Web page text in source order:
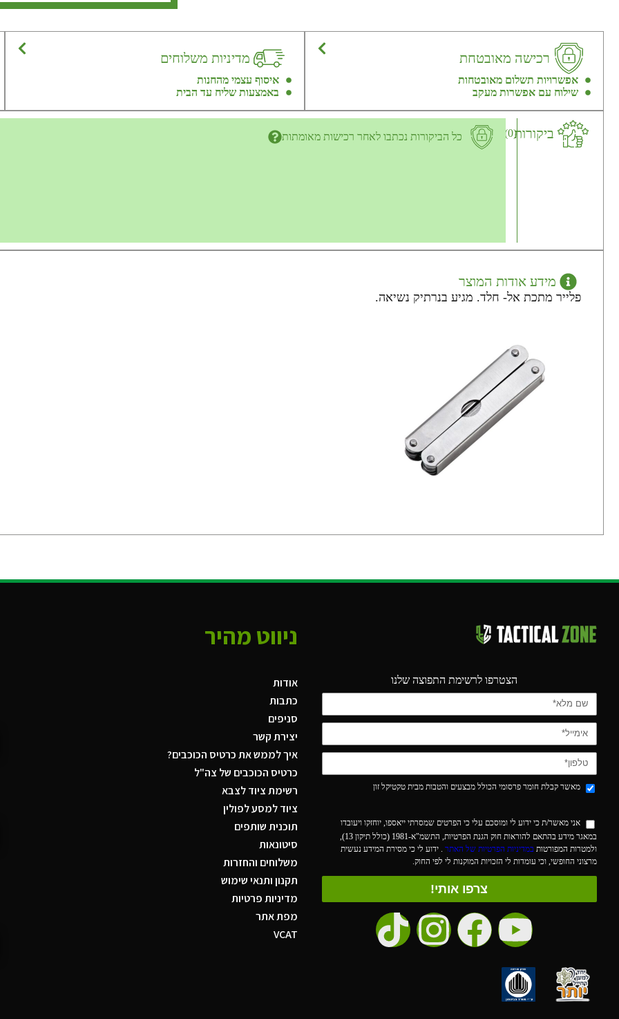
רכישה מאובטחת
אפשרויות תשלום מאובטחות
שילוח עם אפשרות מעקב
מדיניות משלוחים
איסוף עצמי מהחנות
באמצעות שליח עד הבית
ביקורות(0) כל הביקורות נכתבו לאחר רכישות מאומתות
מידע אודות המוצר
פלייר מתכת אל- חלד. מגיע בנרתיק נשיאה.
הצטרפו לרשימת התפוצה שלנו
מאשר קבלת חומר פרסומי הכולל מבצעים והטבות מבית טקטיקל זון
אני מאשר/ת כי ידוע לי ומוסכם עלי כי הפרטים שמסרתי ייאספו, יוחזקו ויעובדו
במאגר מידע בהתאם להוראות חוק הגנת הפרטיות, התשמ"א-1981 (כולל תיקון 13),
ולמטרות המפורטות במדיניות הפרטיות של האתר
. ידוע לי כי מסירת המידע נעשית
מרצוני החופשי, וכי עומדות לי הזכויות המוקנות לי לפי החוק.
צרפו אותי!
ניווט מהיר
אודות
כתבות
סניפים
יצירת קשר
איך לממש את כרטיס הכוכבים?
כרטיס הכוכבים של צה"ל
רשימת ציוד לצבא
ציוד למסע לפולין
תוכנית שותפים
סיטונאות
משלוחים והחזרות
תקנון ותנאי שימוש
מדיניות פרטיות
מפת אתר
VCAT